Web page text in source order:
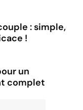
: simple,
!
un
complet